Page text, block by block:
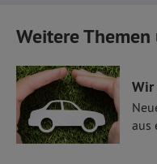
Weitere
Wir
aus